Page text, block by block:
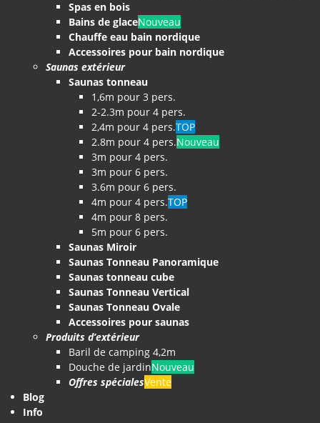
Spas en bois
Bains de glaceNouveau
Chauffe eau bain nordique
Accessoires pour bain nordique
Saunas extérieur
Saunas tonneau
1,6m pour 3 pers.
2-2.3m pour 4 pers.
2,4m pour 4 pers.TOP
2.8m pour 4 pers.Nouveau
3m pour 4 pers.
3m pour 6 pers.
3.6m pour 6 pers.
4m pour 4 pers.TOP
4m pour 8 pers.
5m pour 6 pers.
Saunas Miroir
Saunas Tonneau Panoramique
Saunas tonneau cube
Saunas Tonneau Vertical
Saunas Tonneau Ovale
Accessoires pour saunas
Produits d’extérieur
Baril de camping 4,2m
Douche de jardinNouveau
Offres spécialesVente
Blog
Info